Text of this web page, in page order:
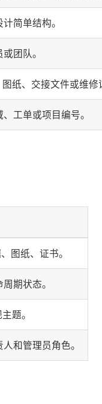
简单结构。
团队。
纸、交接文件或维修
工单或项目编号。
图纸、证书。
期状态。
题。
和管理员角色。